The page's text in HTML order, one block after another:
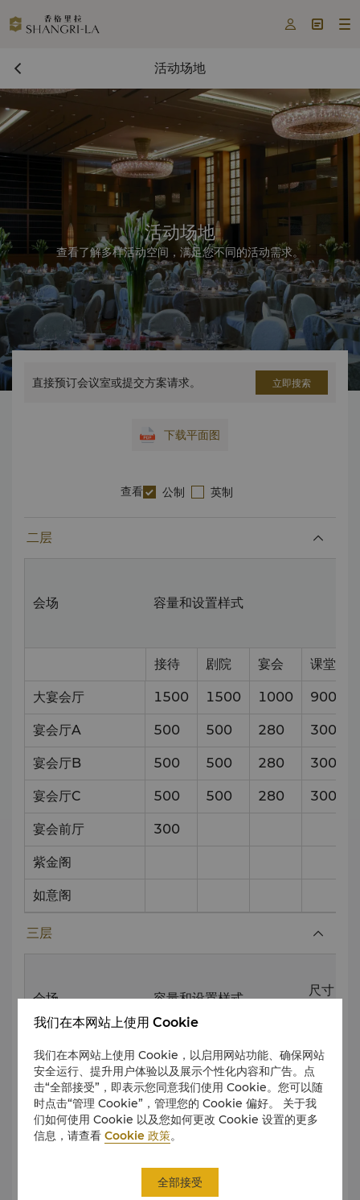
  
活动场地
活动场地
查看了解多样活动空间，满足您不同的活动需求。
直接预订会议室或提交方案请求。 立即搜索
下载平面图
查看 公制 英制
二层
会场 容量和设置样式
接待 剧院 宴会 课堂
大宴会厅 1500 1500 1000 900
宴会厅A 500 500 280 300
宴会厅B 500 500 280 300
宴会厅C 500 500 280 300
宴会前厅 300
紫金阁
如意阁
三层
会场 容量和设置样式
尺寸
接待 剧院
宴
会
课
堂
成都 60 60 30 30 10
西安 60
30 30
我们在本网站上使用 Cookie
我们在本网站上使用 Cookie，以启用网站功能、确保网站
安全运行、提升用户体验以及展示个性化内容和广告。点
击“全部接受”，即表示您同意我们使用 Cookie。您可以随
时点击“管理 Cookie”，管理您的 Cookie 偏好。 关于我
们如何使用 Cookie 以及您如何更改 Cookie 设置的更多
信息，请查看Cookie 政策。
全部接受